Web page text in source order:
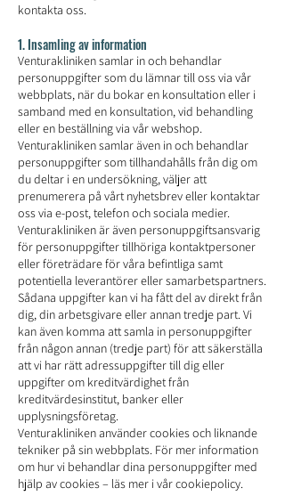
kontakta oss.
1. Insamling av information
Venturakliniken samlar in och behandlar
personuppgifter som du lämnar till oss via vår
webbplats, när du bokar en konsultation eller i
samband med en konsultation, vid behandling
eller en beställning via vår webshop.
Venturakliniken samlar även in och behandlar
personuppgifter som tillhandahålls från dig om
du deltar i en undersökning, väljer att
prenumerera på vårt nyhetsbrev eller kontaktar
oss via e-post, telefon och sociala medier.
Venturakliniken är även personuppgiftsansvarig
för personuppgifter tillhöriga kontaktpersoner
eller företrädare för våra befintliga samt
potentiella leverantörer eller samarbetspartners.
Sådana uppgifter kan vi ha fått del av direkt från
dig, din arbetsgivare eller annan tredje part. Vi
kan även komma att samla in personuppgifter
från någon annan (tredje part) för att säkerställa
att vi har rätt adressuppgifter till dig eller
uppgifter om kreditvärdighet från
kreditvärdesinstitut, banker eller
upplysningsföretag.
Venturakliniken använder cookies och liknande
tekniker på sin webbplats. För mer information
om hur vi behandlar dina personuppgifter med
hjälp av cookies – läs mer i vår cookiepolicy.